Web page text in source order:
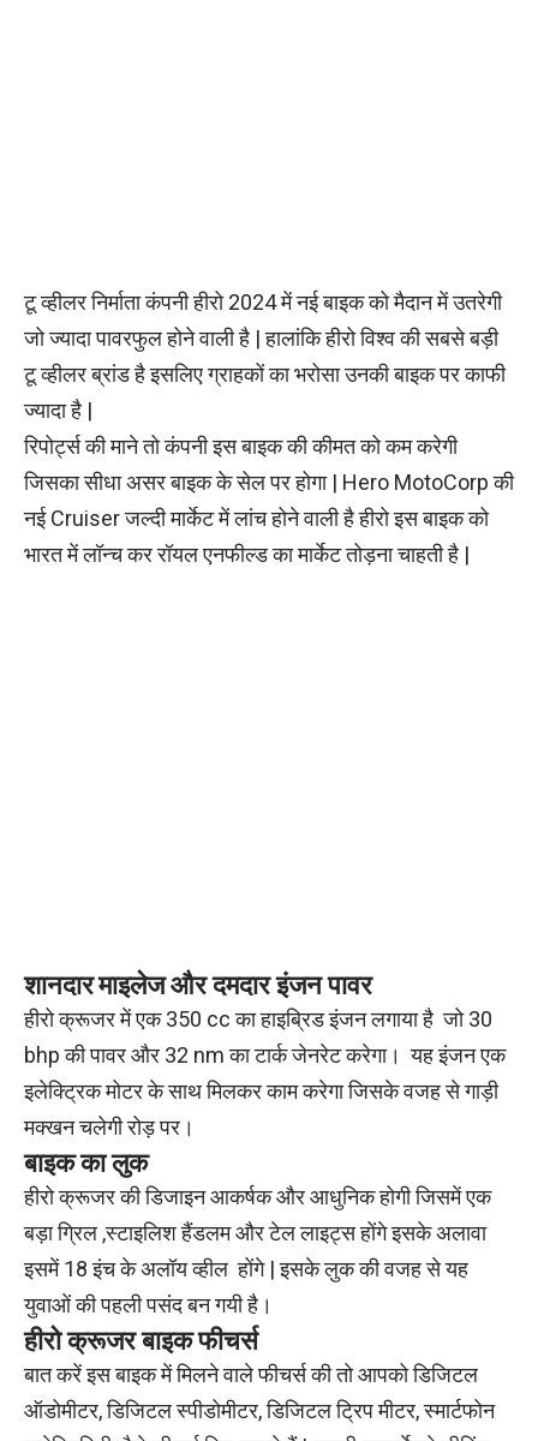
टू व्हीलर निर्माता कंपनी हीरो 2024 में नई बाइक को मैदान में उतरेगी
जो ज्यादा पावरफुल होने वाली है | हालांकि हीरो विश्व की सबसे बड़ी
टू व्हीलर ब्रांड है इसलिए ग्राहकों का भरोसा उनकी बाइक पर काफी
ज्यादा है |
रिपोर्ट्स की माने तो कंपनी इस बाइक की कीमत को कम करेगी
जिसका सीधा असर बाइक के सेल पर होगा | Hero MotoCorp की
नई Cruiser जल्दी मार्केट में लांच होने वाली है हीरो इस बाइक को
भारत में लॉन्च कर रॉयल एनफील्ड का मार्केट तोड़ना चाहती है |
शानदारमाइलेजऔरदमदारइंजनपावर
हीरो क्रूजर में एक 350 cc का हाइब्रिड इंजन लगाया है जो 30
bhp की पावर और 32 nm का टार्क जेनरेट करेगा। यह इंजन एक
इलेक्ट्रिक मोटर के साथ मिलकर काम करेगा जिसके वजह से गाड़ी
मक्खन चलेगी रोड़ पर।
बाइककालुक
हीरो क्रूजर की डिजाइन आकर्षक और आधुनिक होगी जिसमें एक
बड़ा ग्रिल ,स्टाइलिश हैंडलम और टेल लाइट्स होंगे इसके अलावा
इसमें 18 इंच के अलॉय व्हील होंगे | इसके लुक की वजह से यह
युवाओं की पहली पसंद बन गयी है।
हीरो क्रूजरबाइकफीचर्स
बात करें इस बाइक में मिलने वाले फीचर्स की तो आपको डिजिटल
ऑडोमीटर, डिजिटल स्पीडोमीटर, डिजिटल ट्रिप मीटर, स्मार्टफोन